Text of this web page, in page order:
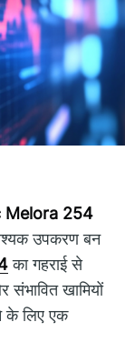
Melora 254
उपकरण बन
का गहराई से
खामियों
के लिए एक